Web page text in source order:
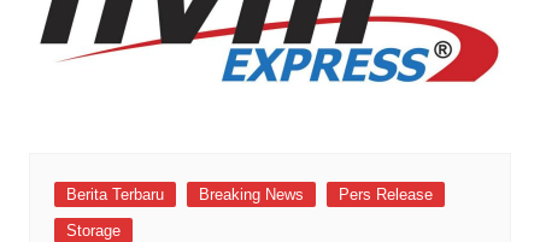
Berita Terbaru Breaking News
Pers Release
Storage